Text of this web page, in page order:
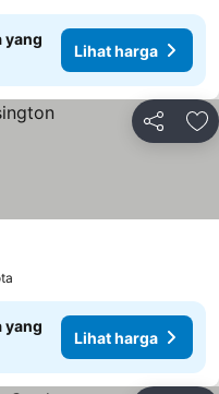
yang
Lihat harga
Bagikan
yang
Lihat harga